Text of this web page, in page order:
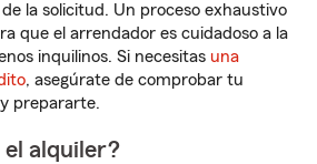
la solicitud. Un proceso exhaustivo
que el arrendador es cuidadoso a la
inquilinos. Si necesitas una
, asegúrate de comprobar tu
prepararte.
alquiler?